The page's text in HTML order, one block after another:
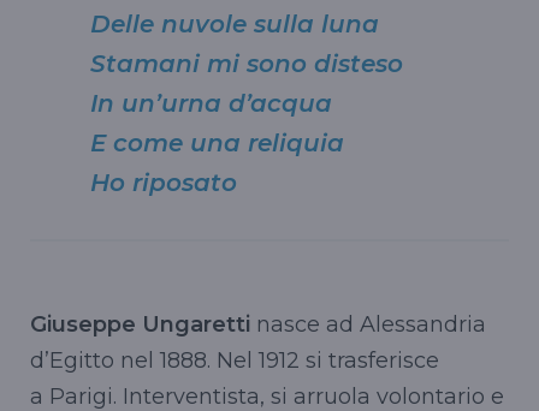
Delle nuvole sulla luna
Stamani mi sono disteso
In un’urna d’acqua
E come una reliquia
Ho riposato
Giuseppe Ungaretti nasce ad Alessandria
d’Egitto nel 1888. Nel 1912 si trasferisce
a Parigi. Interventista, si arruola volontario e